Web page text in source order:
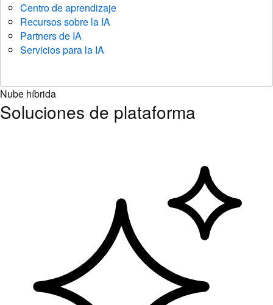
Centro de aprendizaje
Recursos sobre la IA
Partners de IA
Servicios para la IA
Nube híbrida
Soluciones de plataforma